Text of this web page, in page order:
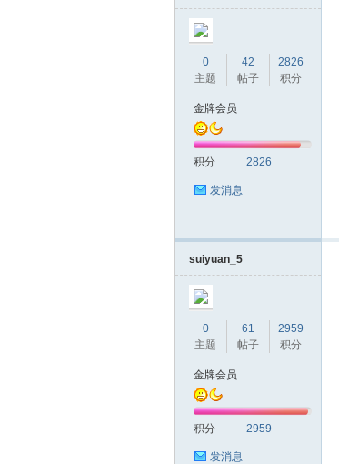
0
主题
42
帖子
2826
积分
金牌会员
积分 2826
发消息
suiyuan_5
0
主题
61
帖子
2959
积分
金牌会员
积分 2959
发消息